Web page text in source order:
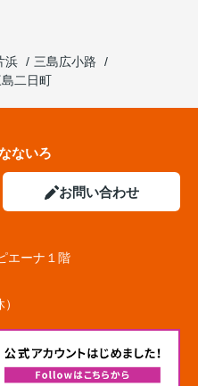
浜
三島広小路
島二日町
ないろ
お問い合わせ
エーナ１階